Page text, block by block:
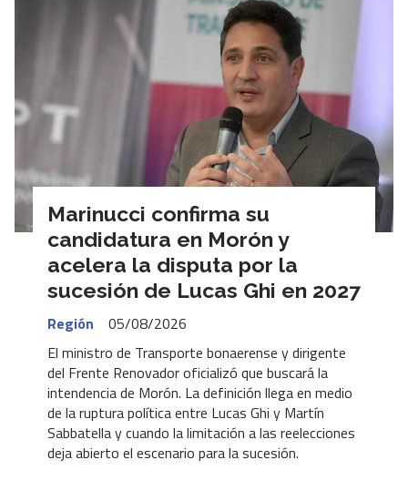
Marinucci confirma su
candidatura en Morón y
acelera la disputa por la
sucesión de Lucas Ghi en 2027
Región
05/08/2026
El ministro de Transporte bonaerense y dirigente
del Frente Renovador oficializó que buscará la
intendencia de Morón. La definición llega en medio
de la ruptura política entre Lucas Ghi y Martín
Sabbatella y cuando la limitación a las reelecciones
deja abierto el escenario para la sucesión.